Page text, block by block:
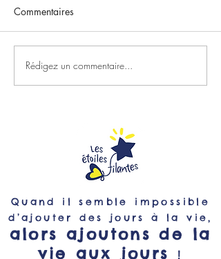
Rejoignez le Club Strava
2500 voix !
Commentaires
Rédigez un commentaire...
Quand il semble impossible
d’ajouter des jours à la vie,
alors ajoutons de la
vie aux jours
!